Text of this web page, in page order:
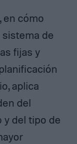
en cómo
de
fijas y
aplica
del
y del tipo de